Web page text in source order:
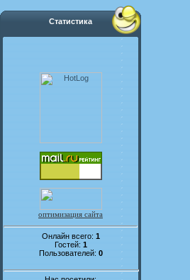
Статистика
оптимизация сайта
Онлайн всего: 1
Гостей: 1
Пользователей: 0